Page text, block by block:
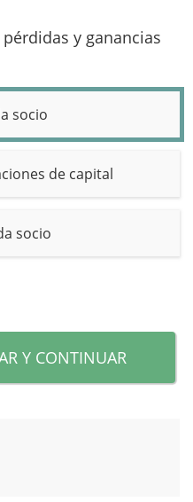
y ganancias
socio
de capital
socio
Y CONTINUAR